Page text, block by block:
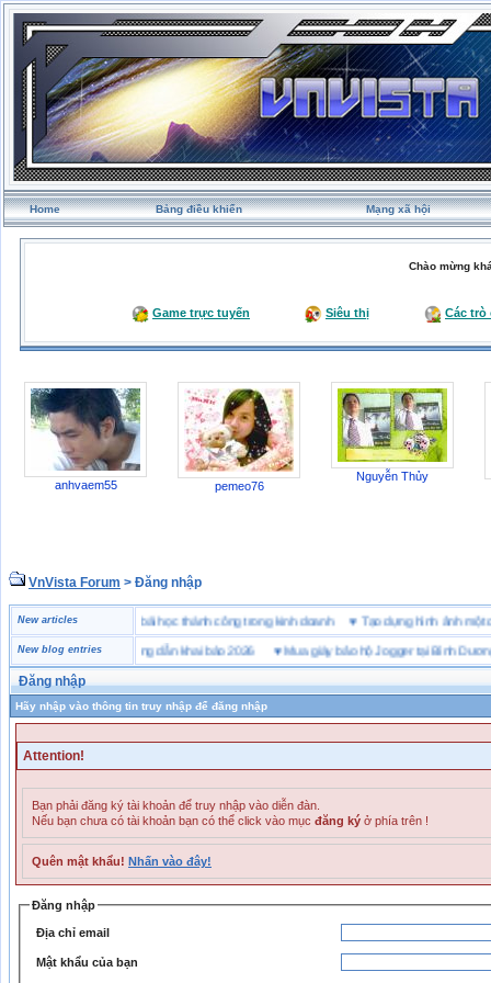
Home Bảng điều khiển Mạng xã hội
Chào mừng
Game trực tuyến Siêu thị Các trò
anhvaem55 pemeo76
Nguyễn Thủy
VnVista Forum > Đăng nhập
New articles
biệt” của Microsoft ♥4 bài học thành công trong kinh doanh ♥Tạo dựng hình ảnh
New blog entries
hải quan là gì? Hướng dẫn khai báo 2026♥ Mua giày bảo hộ Jogger tại Bình Dương ở
Đăng nhập
Hãy nhập vào thông tin truy nhập để đăng nhập
Attention!
Bạn phải đăng ký tài khoản để truy nhập vào diễn đàn.
Nếu bạn chưa có tài khoản bạn có thể click vào mục đăng ký ở phía trên !
Quên mật khẩu! Nhấn vào đây!
Đăng nhập
Địa chỉ email
Mật khẩu của bạn